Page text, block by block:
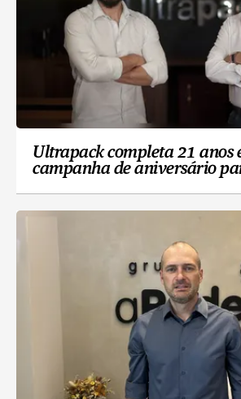
Ultrapack completa 21 anos
campanha de aniversário